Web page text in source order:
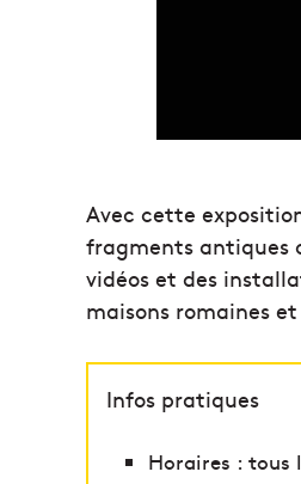
Avec cette
fragments antiques
vidéos et des
maisons romaines
Infos pratiques
Horaires : tous